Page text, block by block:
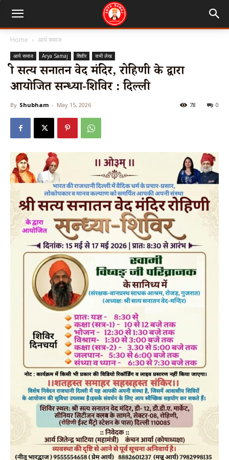
Home आर्य समाज
आर्य समाज Arya Samaj शिवीर सभी लेख
श्री सत्य सनातन वेद मंदिर, रोहिणी के द्वारा
आयोजित सन्ध्या-शिविर : दिल्ली
By Shubham - May 15, 2026 0
78